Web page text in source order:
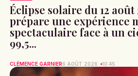
Éclipse solaire du 12
prépare une expérience
spectaculaire face à un
99,5...
CLÉMENCE GARNIER6 AOÛT 2026 10:45